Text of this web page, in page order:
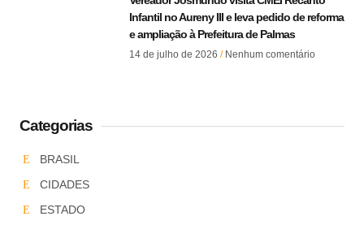
Infantil no Aureny III e leva pedido de reforma
e ampliação à Prefeitura de Palmas
14 de julho de 2026 Nenhum comentário
Categorias
BRASIL
CIDADES
ESTADO